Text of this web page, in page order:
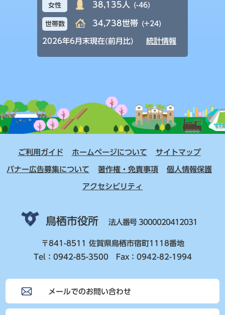
女性 38,135人 (-46)
世帯数 34,738世帯 (+24)
2026年6月末現在(前月比) 統計情報
ご利用ガイド ホームページについて サイトマップ
バナー広告募集について 著作権・免責事項 個人情報保護
アクセシビリティ
鳥栖市役所 法人番号 3000020412031
〒841-8511 佐賀県鳥栖市宿町1118番地
Tel：0942-85-3500 Fax：0942-82-1994
メールでのお問い合わせ